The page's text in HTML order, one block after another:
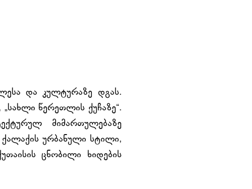
და კულტურაზე დგას.
„სახლი წერეთლის ქუჩაზე“.
მიმართულებაზე
ურბანული სტილი,
ცნობილი ხიდების